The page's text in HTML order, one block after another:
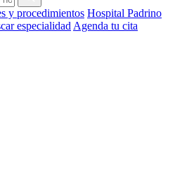
y procedimientos Hospital Padrino
especialidad Agenda tu cita